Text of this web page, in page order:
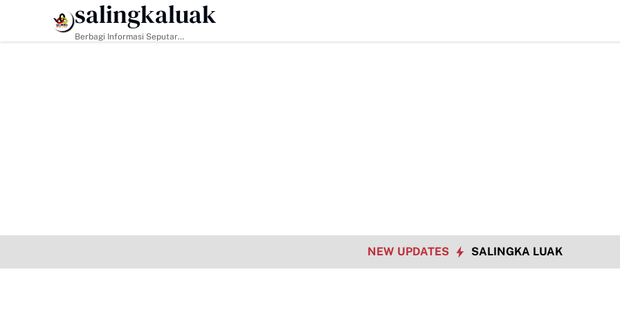
HEADLINE
salingkaluak
Berbagi Informasi Seputar
NEW UPDATES SALINGKA LUAK